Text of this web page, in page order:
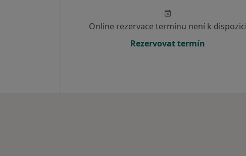
Online rezervace termínu není k
Rezervovat termín